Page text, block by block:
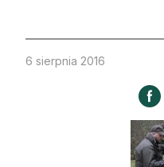
Kultura i historia
Strefa eksperta
6 sierpnia 2016